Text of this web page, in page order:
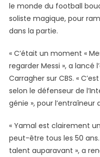
le monde du football
soliste magique, pour
dans la partie.
« C’était un moment «
regarder Messi », a lancé
Carragher sur CBS. «
selon le défenseur de
génie », pour l’entraîneur
« Yamal est clairement
peut-être tous les 50
talent auparavant », a